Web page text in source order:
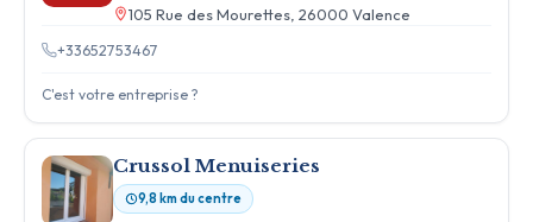
105 Rue des Mourettes, 26000 Valence
+33652753467
C'est votre entreprise ?
Crussol Menuiseries
9,8 km du centre